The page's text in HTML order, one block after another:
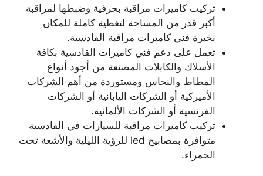
تركيب كاميرات مراقبة بحرفية وضبطها لمراقبة
أكبر قدر من المساحة لتغطية كاملة للمكان
بخبرة فني كاميرات مراقبة القادسية.
تعمل على دعم فني كاميرات القادسية بكافة
الأسلاك والكابلات المصنعة من أجود أنواع
المطاط والنحاس ومستوردة من أهم الشركات
الأميركية أو الشركات اليابانية أو الشركات
الفرنسية أو الشركات الألمانية.
تركيب كاميرات مراقبة للسيارات في القادسية
متوافرة بمصابيح led للرؤية الليلية والأشعة تحت
الحمراء.